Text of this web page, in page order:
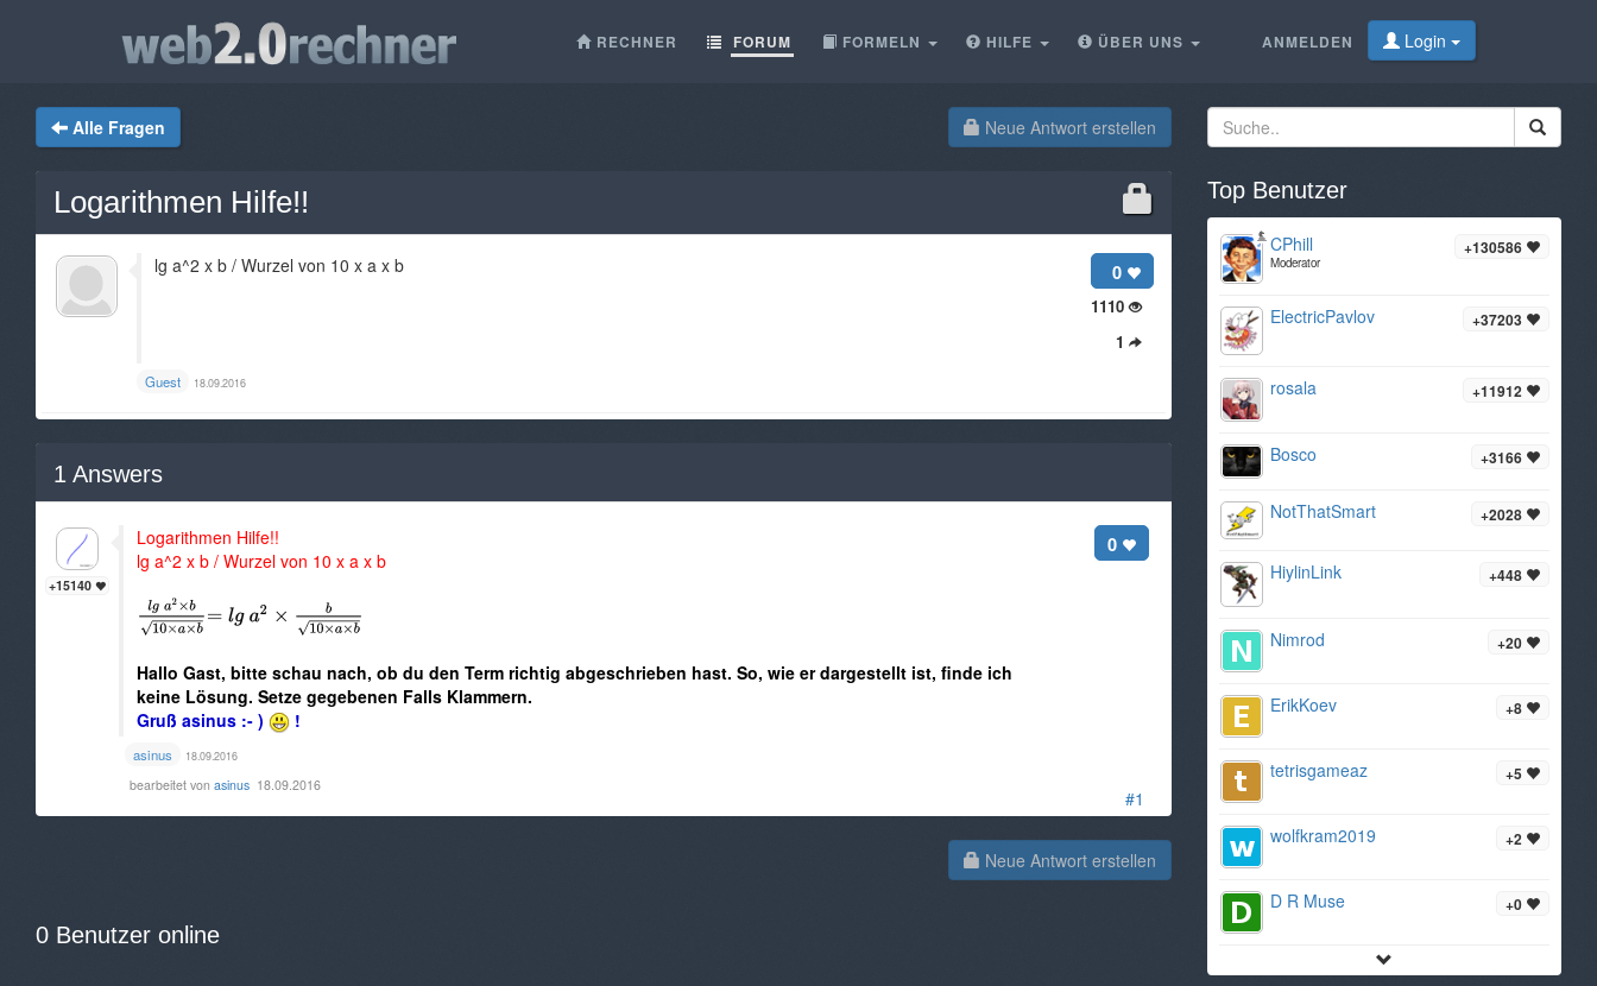
ANMELDEN Login
RECHNER FORUM FORMELN HILFE ÜBER UNS
Neue Antwort erstellen
Alle Fragen
Logarithmen Hilfe!!
0
1110
1
lg a^2 x b / Wurzel von 10 x a x b
Guest 18.09.2016
1 Answers
#1
+15140
0
Logarithmen Hilfe!!
lg a^2 x b / Wurzel von 10 x a x b
Hallo Gast, bitte schau nach, ob du den Term richtig abgeschrieben hast. So, wie er dargestellt ist, finde ich
keine Lösung. Setze gegebenen Falls Klammern.
Gruß asinus :- )
!
asinus 18.09.2016
bearbeitet von asinus 18.09.2016
Neue Antwort erstellen
0 Benutzer online
Top Benutzer
+130586
CPhill
Moderator
+37203
ElectricPavlov
+11912
rosala
+3166
Bosco
+2028
NotThatSmart
+448
HiylinLink
+20
Nimrod
+8
ErikKoev
+5
tetrisgameaz
+2
wolfkram2019
+0
D R Muse